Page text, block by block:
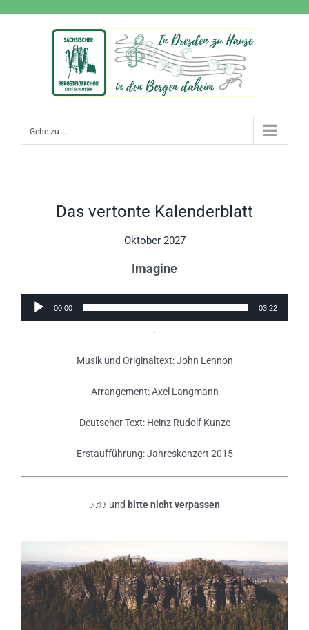
Gehe zu ...
Das vertonte Kalenderblatt
Oktober 2027
Imagine
Audio-
Player
00:00 03:22
.
Musik und Originaltext: John Lennon
Arrangement: Axel Langmann
Deutscher Text: Heinz Rudolf Kunze
Erstaufführung: Jahreskonzert 2015
♪♫♪ und bitte nicht verpassen